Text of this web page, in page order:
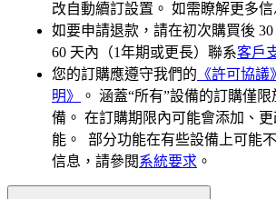
改自動續訂設置。 如需瞭解更多
如要申請退款，請在初次購買後
60 天內（1年期或更長）聯系客戶
您的訂購應遵守我們的 《許可協議》
明》
。 涵蓋“所有”設備的訂購僅
備。 在訂購期限內可能會添加、
能。 部分功能在有些設備上可能
信息，請參閱系統要求 。